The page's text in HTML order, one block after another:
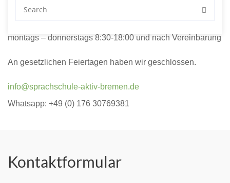
Unsere Öffnungszeiten:
montags – donnerstags 8:30-18:00 und nach Vereinbarung
An gesetzlichen Feiertagen haben wir geschlossen.
info@sprachschule-aktiv-bremen.de
Whatsapp: +49 (0) 176 30769381
Kontaktformular